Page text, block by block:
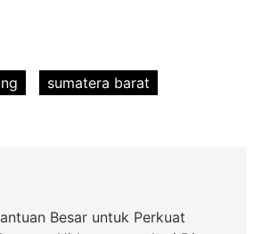
sumatera barat
Besar untuk Perkuat